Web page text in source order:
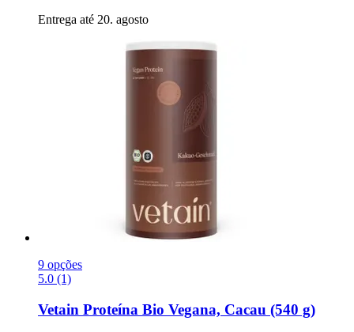
Entrega até 20. agosto
9 opções
5.0 (1)
Vetain Proteína Bio Vegana, Cacau (540 g)